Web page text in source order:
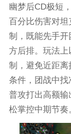
幽梦后CD极短
百分比伤害对
制，既能先手
方后排。玩法
制，避免近距离
条件，团战中
普攻打出高额
松掌控中期节奏